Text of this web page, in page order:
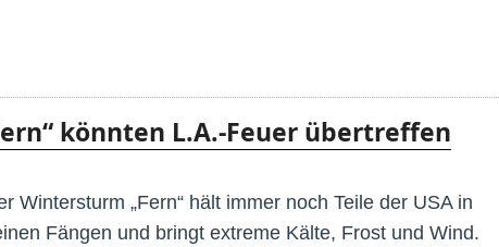
könnten L.A.-Feuer übertreffen
Wintersturm „Fern“ hält immer noch Teile der USA in
Fängen und bringt extreme Kälte, Frost und Wind.